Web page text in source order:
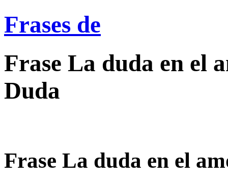
Frases de
Frase La duda en el
Duda
Frase La duda en el